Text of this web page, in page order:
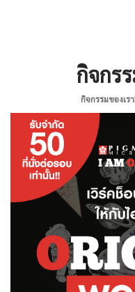
กิจกร
กิจกรรมของเร